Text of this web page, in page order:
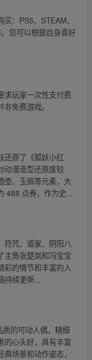
：PS5、STEAM、
您可以根据自身喜好
求玩家一次性支付费
免费游戏。
还原了《狐妖小红
动漫造型还原度较
壶、玉佩等元素，大
488 点券，作为史...
符咒、道家、阴阳八
主角张楚岚和冯宝宝
彩的情节和丰富的人
持续更新...
的可动人偶，精细
的心头好，具有丰富
场景和动作姿态，